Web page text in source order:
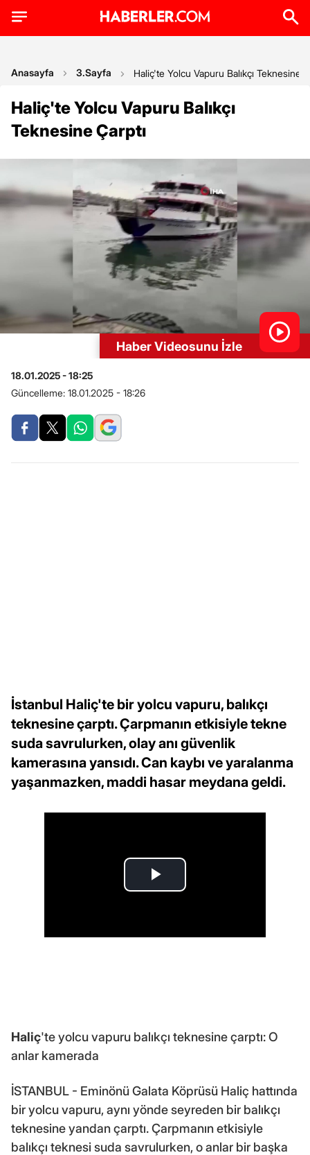
Anasayfa 3.Sayfa Haliç'te Yolcu Vapuru Balıkçı Teknesine
Haliç'te Yolcu Vapuru Balıkçı
Teknesine Çarptı
Haber Videosunu İzle
18.01.2025 - 18:25
Güncelleme: 18.01.2025 - 18:26
İstanbul Haliç'te bir yolcu vapuru, balıkçı
teknesine çarptı. Çarpmanın etkisiyle tekne
suda savrulurken, olay anı güvenlik
kamerasına yansıdı. Can kaybı ve yaralanma
yaşanmazken, maddi hasar meydana geldi.
Haliç'te yolcu vapuru balıkçı teknesine çarptı: O
anlar kamerada
İSTANBUL - Eminönü Galata Köprüsü Haliç hattında
bir yolcu vapuru, aynı yönde seyreden bir balıkçı
teknesine yandan çarptı. Çarpmanın etkisiyle
balıkçı teknesi suda savrulurken, o anlar bir başka